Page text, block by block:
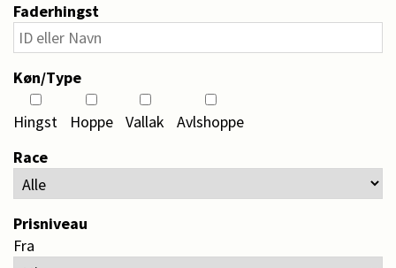
Faderhingst
Køn/Type
Hingst Hoppe Vallak
Avlshoppe
Race
Prisniveau
Fra